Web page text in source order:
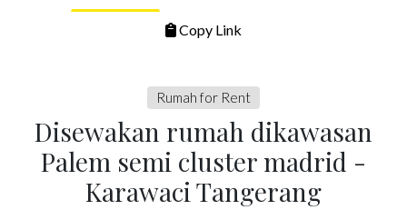
Copy Link
Rumah for Rent
Disewakan rumah dikawasan
Palem semi cluster madrid -
Karawaci Tangerang